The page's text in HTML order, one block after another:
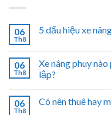
06
Th8
5 dấu hiệu xe
06
Th8
Xe nâng phuy
lập?
06
Th8
Có nên thuê hay